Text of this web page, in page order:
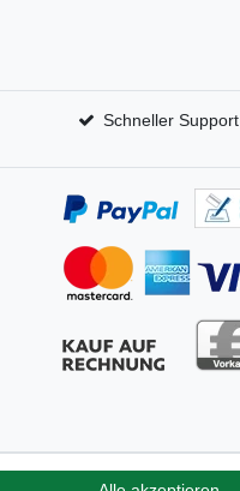
Schneller Support